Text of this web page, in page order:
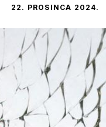
22. PROSINCA 2024.